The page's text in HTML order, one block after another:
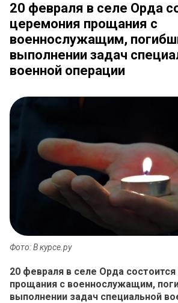
20 февраля в селе Орда
церемония прощания с
военнослужащим,
выполнении задач
военной операции
Фото: В курсе.ру
20 февраля в селе Орда
прощания с военнослужащим,
выполнении задач специальной